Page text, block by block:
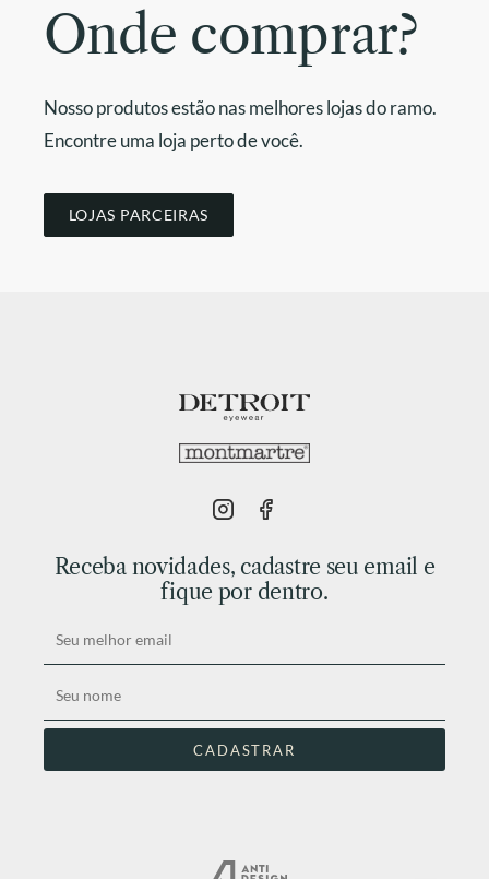
Onde comprar?
Nosso produtos estão nas melhores lojas do ramo.
Encontre uma loja perto de você.
LOJAS PARCEIRAS
Receba novidades, cadastre seu email e
fique por dentro.